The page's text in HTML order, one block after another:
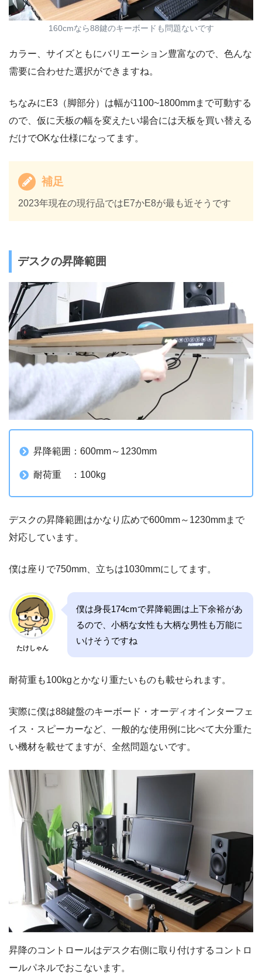
160cmなら88鍵のキーボードも問題ないです
カラー、サイズともにバリエーション豊富なので、色んな
需要に合わせた選択ができますね。
ちなみにE3（脚部分）は幅が1100~1800mmまで可動する
ので、仮に天板の幅を変えたい場合には天板を買い替える
だけでOKな仕様になってます。
補足
2023年現在の現行品ではE7かE8が最も近そうです
デスクの昇降範囲
昇降範囲：600mm～1230mm
耐荷重 ：100kg
デスクの昇降範囲はかなり広めで600mm～1230mmまで
対応しています。
僕は座りで750mm、立ちは1030mmにしてます。
たけしゃん
僕は身長174cmで昇降範囲は上下余裕があ
るので、小柄な女性も大柄な男性も万能に
いけそうですね
耐荷重も100kgとかなり重たいものも載せられます。
実際に僕は88鍵盤のキーボード・オーディオインターフェ
イス・スピーカーなど、一般的な使用例に比べて大分重た
い機材を載せてますが、全然問題ないです。
昇降のコントロールはデスク右側に取り付けするコントロ
ールパネルでおこないます。